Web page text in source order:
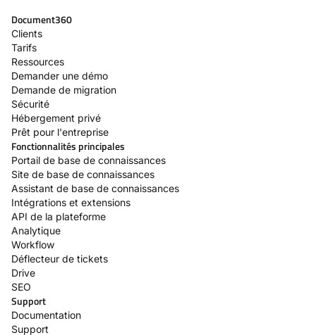
Document360
Clients
Tarifs
Ressources
Demander une démo
Demande de migration
Sécurité
Hébergement privé
Prêt pour l'entreprise
Fonctionnalités principales
Portail de base de connaissances
Site de base de connaissances
Assistant de base de connaissances
Intégrations et extensions
API de la plateforme
Analytique
Workflow
Déflecteur de tickets
Drive
SEO
Support
Documentation
Support